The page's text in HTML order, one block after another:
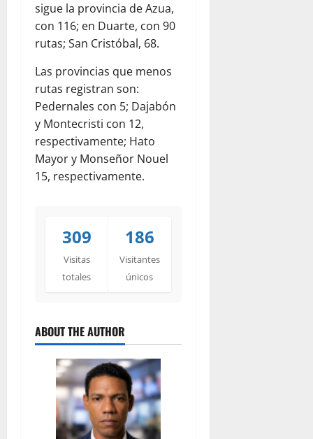
sigue la provincia de Azua,
con 116; en Duarte, con 90
rutas; San Cristóbal, 68.
Las provincias que menos
rutas registran son:
Pedernales con 5; Dajabón
y Montecristi con 12,
respectivamente; Hato
Mayor y Monseñor Nouel
15, respectivamente.
309
Visitas
totales
186
Visitantes
únicos
ABOUT THE AUTHOR